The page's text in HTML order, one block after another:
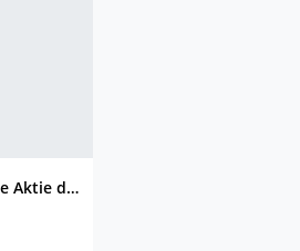
Kann die Aktie der Münchener Rück dir mit 10.000 Euro erneut 27.109 Euro ermöglichen?!